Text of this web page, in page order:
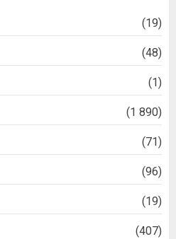
(19)
(48)
(1)
(1 890)
(71)
(96)
(19)
(407)